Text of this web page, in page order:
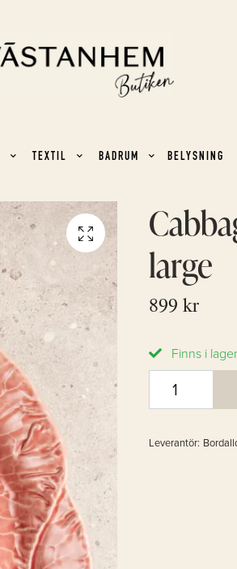
TEXTIL BADRUM BELYSNING
large
899 kr
Finns i lager
Leverantör: